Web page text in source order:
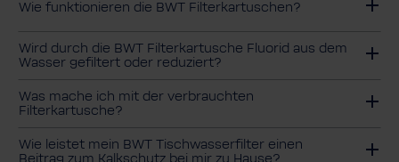
Wie funktionieren die BWT Filterkartuschen?
Wird durch die BWT Filterkartusche Fluorid aus dem
Wasser gefiltert oder reduziert?
Was mache ich mit der verbrauchten
Filterkartusche?
Wie leistet mein BWT Tischwasserfilter einen